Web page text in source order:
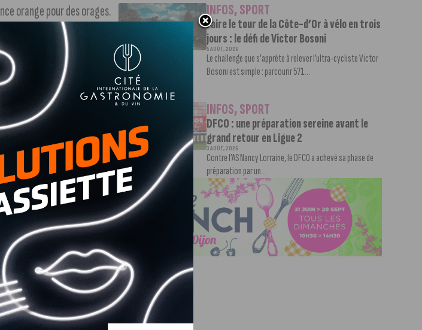
orange pour des orages.
20 à 30 mm.
km/heure.
les promenades en forêts.
sensibles au vent.
effets de la foudre,
INFOS,SPORT
Faire le tour de la Côte-d’Or à vélo en trois
jours : le défi de Victor Bosoni
5 AOÛT, 2026
Le challenge que s’apprête à relever l’ultra-cycliste Victor
Bosoni est simple : parcourir 571...
INFOS,SPORT
DFCO : une préparation sereine avant le
grand retour en Ligue 2
3 AOÛT, 2026
Contre l’AS Nancy Lorraine, le DFCO a achevé sa phase de
préparation par un...